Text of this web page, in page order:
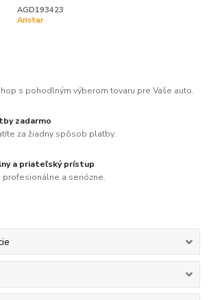
AGD193423
Aristar
s pohodlným výberom tovaru pre Vaše auto.
zadarmo
za žiadny spôsob platby.
a priateľský prístup
profesionálne a seriózne.